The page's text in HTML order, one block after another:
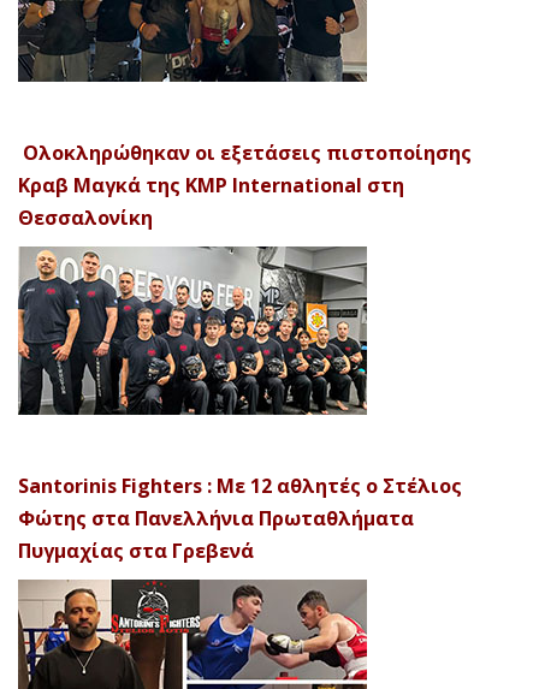
Ολοκληρώθηκαν οι εξετάσεις πιστοποίησης
Κραβ Μαγκά της KMP International στη
Θεσσαλονίκη
Santorinis Fighters : Με 12 αθλητές ο Στέλιος
Φώτης στα Πανελλήνια Πρωταθλήματα
Πυγμαχίας στα Γρεβενά